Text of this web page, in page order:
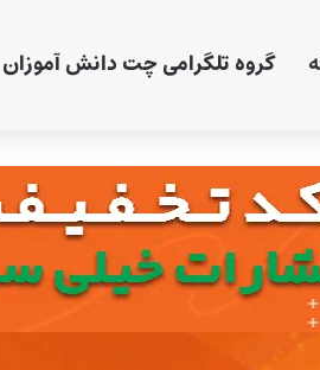
گروه تلگرامی چت دانش آموزان